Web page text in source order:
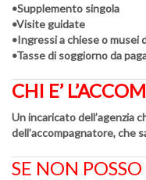
•Supplemento singola
•Visite guidate
•Ingressi a chiese o musei
•Tasse di soggiorno da
CHI E’
Un incaricato dell’agenzia
dell’accompagnatore, che
SE NON POSSO